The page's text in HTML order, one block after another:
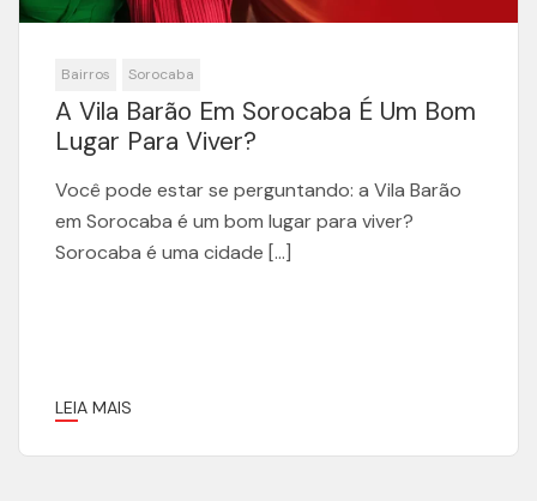
Bairros Sorocaba
A Vila Barão Em Sorocaba É Um Bom
Lugar Para Viver?
Você pode estar se perguntando: a Vila Barão
em Sorocaba é um bom lugar para viver?
Sorocaba é uma cidade […]
LEIA MAIS